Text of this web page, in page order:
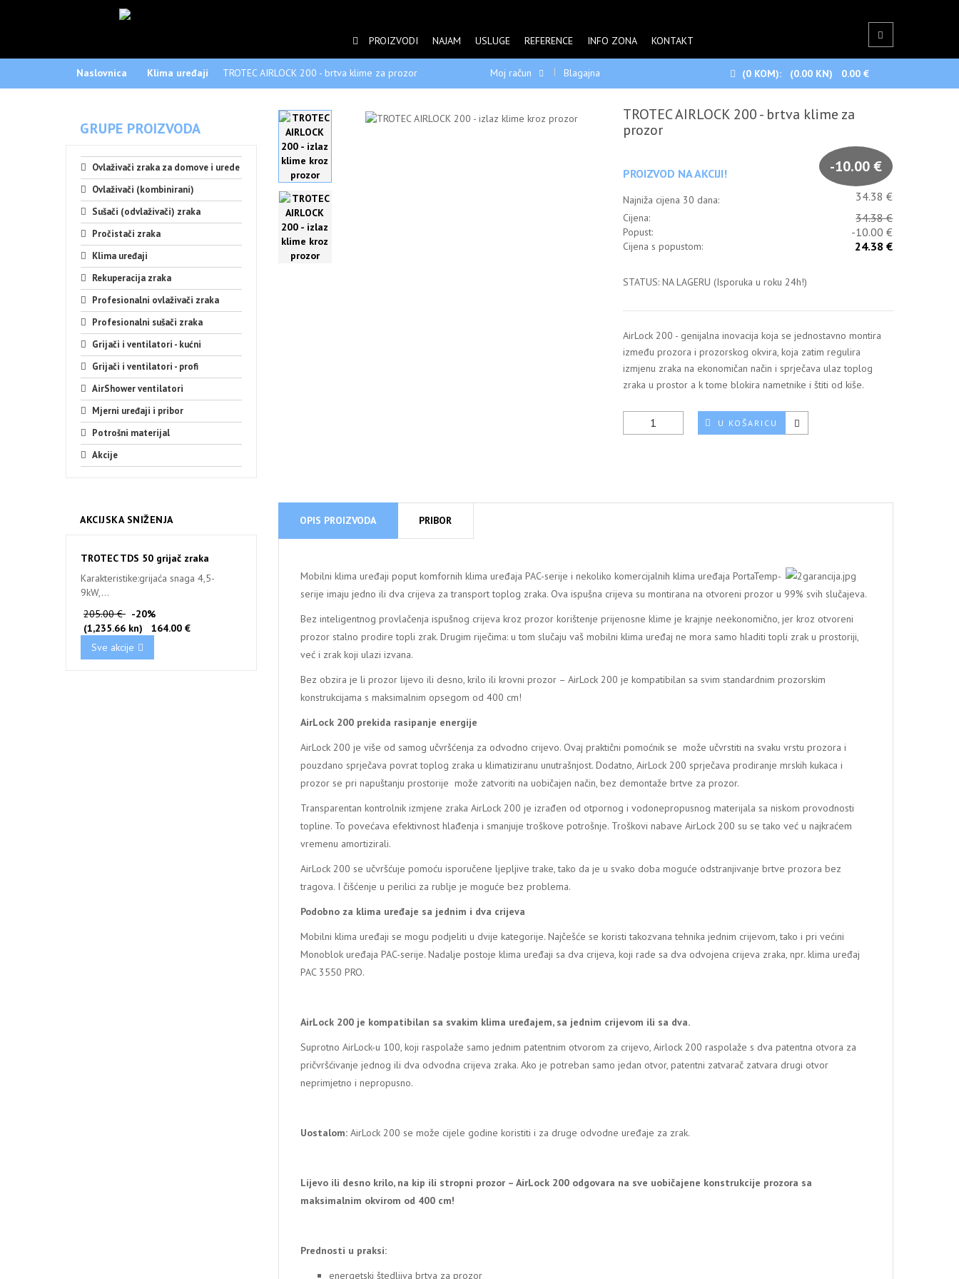
PROIZVODI NAJAM USLUGE REFERENCE INFO ZONA KONTAKT
Naslovnica Klima uređaji TROTEC AIRLOCK 200 - brtva klime za prozor (0 KOM): (0.00 KN) 0.00 €
Moj račun Blagajna
GRUPE PROIZVODA
Ovlaživači zraka za domove i urede
Ovlaživači (kombinirani)
Sušači (odvlaživači) zraka
Pročistači zraka
Klima uređaji
Rekuperacija zraka
Profesionalni ovlaživači zraka
Profesionalni sušači zraka
Grijači i ventilatori - kućni
Grijači i ventilatori - profi
AirShower ventilatori
Mjerni uređaji i pribor
Potrošni materijal
Akcije
AKCIJSKA SNIŽENJA
TROTEC TDS 50 grijač zraka
Karakteristike:grijaća snaga 4,5-
9kW,...
205.00 € -20%
(1,235.66 kn)
164.00 €
Sve akcije
TROTEC AIRLOCK 200 - brtva klime za
prozor
PROIZVOD NA AKCIJI! -10.00 €
Najniža cijena 30 dana: 34.38 €
Cijena: 34.38 €
Popust: -10.00 €
Cijena s popustom: 24.38 €
STATUS: NA LAGERU (Isporuka u roku 24h!)
AirLock 200 - genijalna inovacija koja se jednostavno montira
između prozora i prozorskog okvira, koja zatim regulira
izmjenu zraka na ekonomičan način i sprječava ulaz toplog
zraka u prostor a k tome blokira nametnike i štiti od kiše.
U KOŠARICU
OPIS PROIZVODA PRIBOR
Mobilni klima uređaji poput komfornih klima uređaja PAC-serije i nekoliko komercijalnih klima uređaja PortaTemp-
serije imaju jedno ili dva crijeva za transport toplog zraka. Ova ispušna crijeva su montirana na otvoreni prozor u 99% svih slučajeva.
Bez inteligentnog provlačenja ispušnog crijeva kroz prozor korištenje prijenosne klime je krajnje neekonomično, jer kroz otvoreni
prozor stalno prodire topli zrak. Drugim riječima: u tom slučaju vaš mobilni klima uređaj ne mora samo hladiti topli zrak u prostoriji,
već i zrak koji ulazi izvana.
Bez obzira je li prozor lijevo ili desno, krilo ili krovni prozor – AirLock 200 je kompatibilan sa svim standardnim prozorskim
konstrukcijama s maksimalnim opsegom od 400 cm!
AirLock 200 prekida rasipanje energije
AirLock 200 je više od samog učvršćenja za odvodno crijevo. Ovaj praktični pomoćnik se može učvrstiti na svaku vrstu prozora i
pouzdano sprječava povrat toplog zraka u klimatiziranu unutrašnjost. Dodatno, AirLock 200 sprječava prodiranje mrskih kukaca i
prozor se pri napuštanju prostorije može zatvoriti na uobičajen način, bez demontaže brtve za prozor.
Transparentan kontrolnik izmjene zraka AirLock 200 je izrađen od otpornog i vodonepropusnog materijala sa niskom provodnosti
topline. To povećava efektivnost hlađenja i smanjuje troškove potrošnje. Troškovi nabave AirLock 200 su se tako već u najkraćem
vremenu amortizirali.
AirLock 200 se učvršćuje pomoću isporučene ljepljive trake, tako da je u svako doba moguće odstranjivanje brtve prozora bez
tragova. I čišćenje u perilici za rublje je moguće bez problema.
Podobno za klima uređaje sa jednim i dva crijeva
Mobilni klima uređaji se mogu podjeliti u dvije kategorije. Najčešće se koristi takozvana tehnika jednim crijevom, tako i pri većini
Monoblok uređaja PAC-serije. Nadalje postoje klima uređaji sa dva crijeva, koji rade sa dva odvojena crijeva zraka, npr. klima uređaj
PAC 3550 PRO.
AirLock 200 je kompatibilan sa svakim klima uređajem, sa jednim crijevom ili sa dva.
Suprotno AirLock-u 100, koji raspolaže samo jednim patentnim otvorom za crijevo, Airlock 200 raspolaže s dva patentna otvora za
pričvršćivanje jednog ili dva odvodna crijeva zraka. Ako je potreban samo jedan otvor, patentni zatvarač zatvara drugi otvor
neprimjetno i nepropusno.
Uostalom:AirLock 200 se može cijele godine koristiti i za druge odvodne uređaje za zrak.
Lijevo ili desno krilo, na kip ili stropni prozor – AirLock 200 odgovara na sve uobičajene konstrukcije prozora sa
maksimalnim okvirom od 400 cm!
Prednosti u praksi:
energetski štedljiva brtva za prozor